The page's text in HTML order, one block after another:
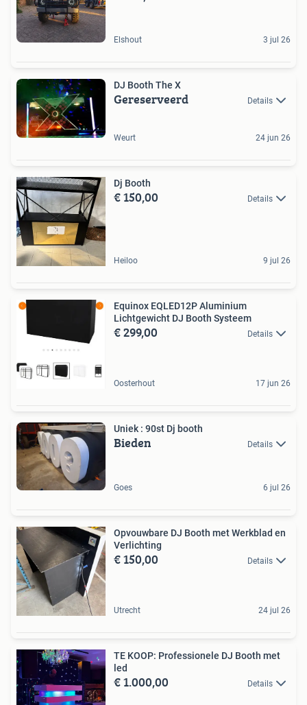
Elshout 3 jul 26
DJ Booth The X
Gereserveerd Details
Weurt 24 jun 26
Dj Booth
€ 150,00 Details
Heiloo 9 jul 26
Equinox EQLED12P Aluminium
Lichtgewicht DJ Booth Systeem
€ 299,00 Details
Oosterhout 17 jun 26
Uniek : 90st Dj booth
Bieden Details
Goes 6 jul 26
Opvouwbare DJ Booth met Werkblad en
Verlichting
€ 150,00 Details
Utrecht 24 jul 26
TE KOOP: Professionele DJ Booth met
led
€ 1.000,00 Details